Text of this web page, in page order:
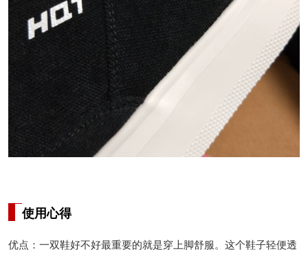
使用心得
优点：一双鞋好不好最重要的就是穿上脚舒服。这个鞋子轻便透